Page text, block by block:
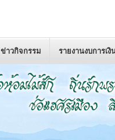
ข่าวกิจกรรม รายงานงบการเงิ